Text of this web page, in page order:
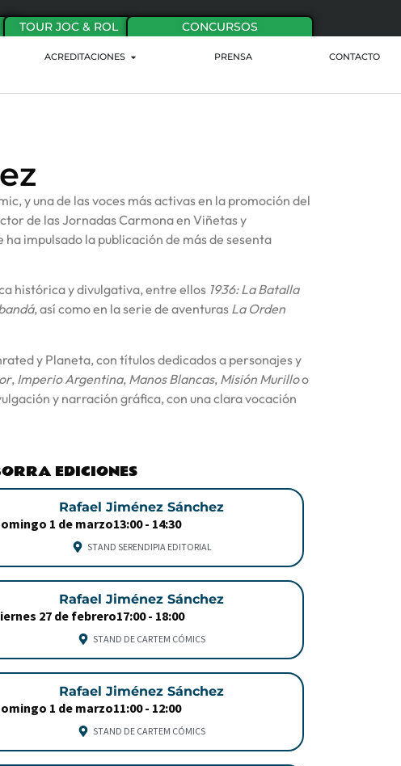
TOUR JOC & ROL CONCURSOS
ACREDITACIONES PRENSA CONTACTO
y una de las voces más activas en la promoción del
de las Jornadas Carmona en Viñetas y
impulsado la publicación de más de sesenta
histórica y divulgativa, entre ellos 1936: La Batalla
, así como en la serie de aventuras La Orden
y Planeta, con títulos dedicados a personajes y
, Imperio Argentina, Manos Blancas, Misión Murilloo
y narración gráfica, con una clara vocación
EDICIONES
Rafael Jiménez Sánchez
1 de marzo13:00 - 14:30
STAND SERENDIPIA EDITORIAL
Rafael Jiménez Sánchez
27 de febrero17:00 - 18:00
STAND DE CARTEM CÓMICS
Rafael Jiménez Sánchez
1 de marzo11:00 - 12:00
STAND DE CARTEM CÓMICS